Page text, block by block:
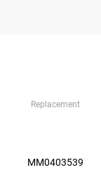
Replacement
MM0403539